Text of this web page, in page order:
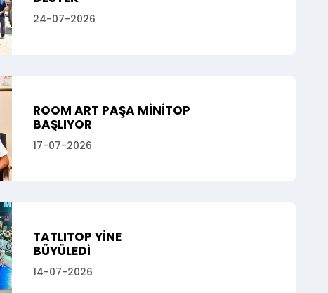
24-07-2026
ROOM ART PAŞA MİNİTOP
BAŞLIYOR
17-07-2026
TATLITOP YİNE
BÜYÜLEDİ
14-07-2026